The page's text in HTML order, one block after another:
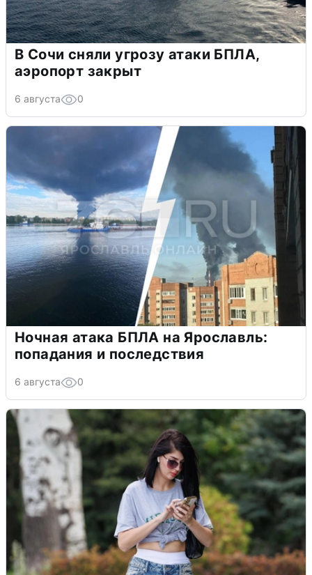
В Сочи сняли угрозу атаки БПЛА,
аэропорт закрыт
6 августа 0
Ночная атака БПЛА на Ярославль:
попадания и последствия
6 августа 0